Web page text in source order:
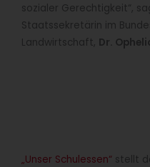
sozialer Gerechtigkeit“,
Staatssekretärin im
Landwirtschaft, Dr.
„Unser Schulessen“ stellt